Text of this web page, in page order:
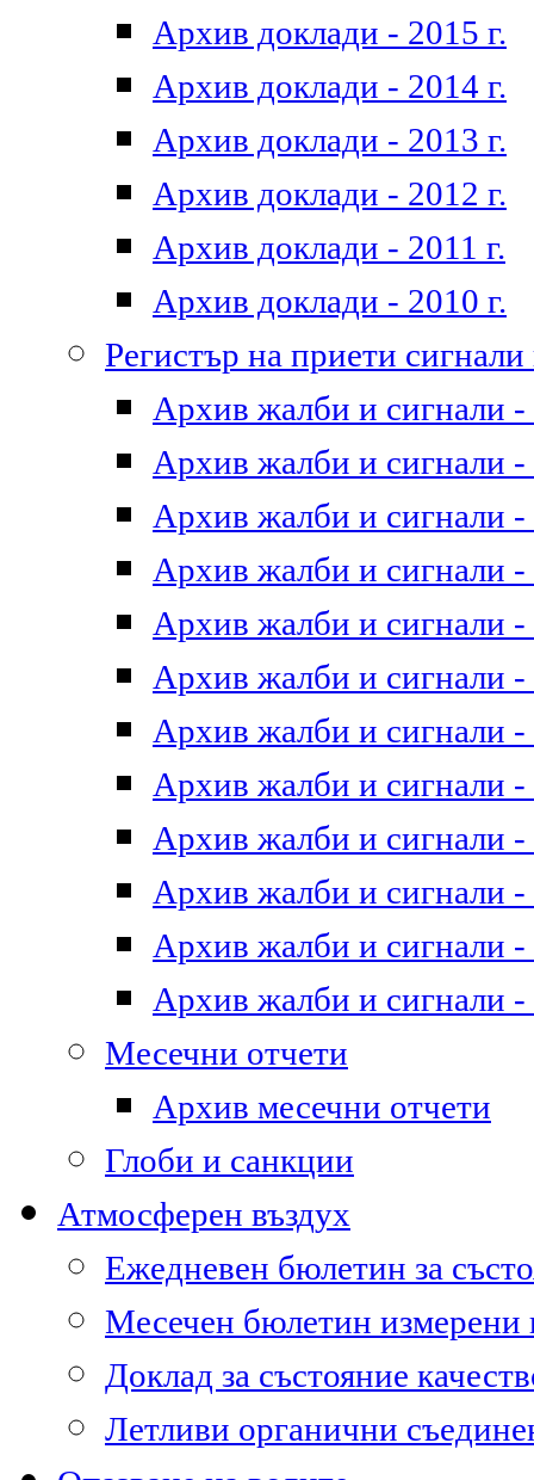
Архив доклади - 2015 г.
Архив доклади - 2014 г.
Архив доклади - 2013 г.
Архив доклади - 2012 г.
Архив доклади - 2011 г.
Архив доклади - 2010 г.
Регистър на приети
Архив жалби и сигнали -
Архив жалби и сигнали -
Архив жалби и сигнали -
Архив жалби и сигнали -
Архив жалби и сигнали -
Архив жалби и сигнали -
Архив жалби и сигнали -
Архив жалби и сигнали -
Архив жалби и сигнали -
Архив жалби и сигнали -
Архив жалби и сигнали -
Архив жалби и сигнали -
Месечни отчети
Архив месечни отчети
Глоби и санкции
Атмосферен въздух
Ежедневен бюлетин за
Месечен бюлетин
Доклад за състояние
Летливи органични